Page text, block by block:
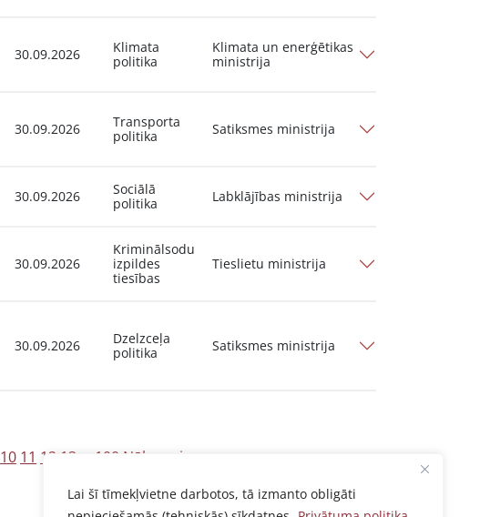
Lai šī tīmekļvietne darbotos, tā izmanto obligāti
30.09.2026
Klimata
politika
Klimata un enerģētikas
ministrija
30.09.2026
Transporta
politika
Satiksmes ministrija
30.09.2026
Sociālā
politika
Labklājības ministrija
30.09.2026
Kriminālsodu
izpildes
tiesības
Tieslietu ministrija
30.09.2026
Dzelzceļa
politika
Satiksmes ministrija
10 11 12 13 100 Nākamais